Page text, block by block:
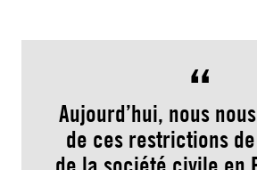
Aujourd’hui, nous
de ces restrictions de